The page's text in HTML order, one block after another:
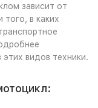
зависит от
в каких
видов техники.